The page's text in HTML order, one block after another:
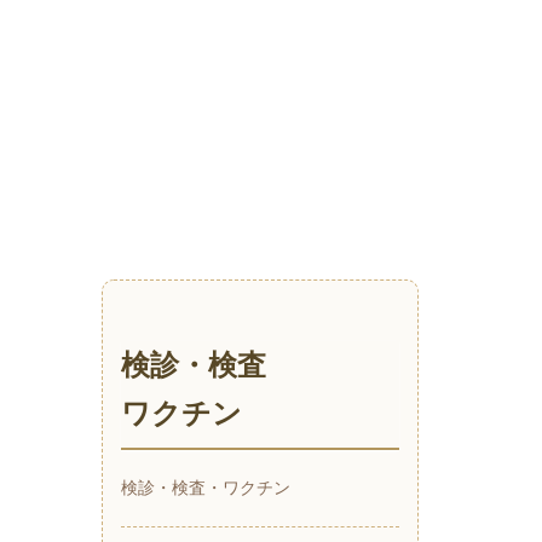
検診・検査
ワクチン
検診・検査・ワクチン